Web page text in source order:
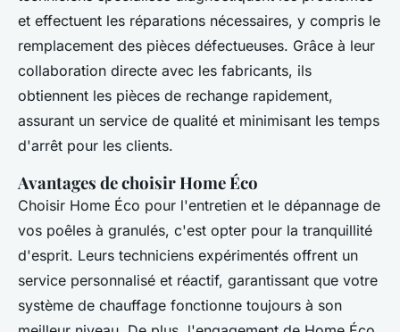
et effectuent les réparations nécessaires, y compris le
remplacement des pièces défectueuses. Grâce à leur
collaboration directe avec les fabricants, ils
obtiennent les pièces de rechange rapidement,
assurant un service de qualité et minimisant les temps
d'arrêt pour les clients.
Avantages de choisir Home Éco
Choisir Home Éco pour l'entretien et le dépannage de
vos poêles à granulés, c'est opter pour la tranquillité
d'esprit. Leurs techniciens expérimentés offrent un
service personnalisé et réactif, garantissant que votre
système de chauffage fonctionne toujours à son